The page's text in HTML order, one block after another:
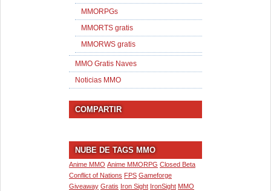
MMORPGs
MMORTS gratis
MMORWS gratis
MMO Gratis Naves
Noticias MMO
COMPARTIR
NUBE DE TAGS MMO
Anime MMO Anime MMORPG Closed Beta
Conflict of Nations FPS Gameforge
Giveaway Gratis Iron Sight IronSight MMO